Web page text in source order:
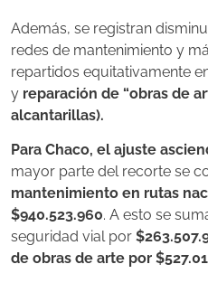
Además, se registran
redes de mantenimiento y
repartidos equitativamente
y reparación de “obras de
alcantarillas).
Para Chaco, el ajuste
mayor parte del recorte se
mantenimiento en rutas
$940.523.960. A esto se
seguridad vial por
de obras de arte por